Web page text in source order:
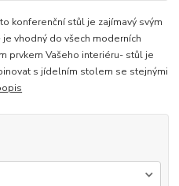
konferenční stůl je zajímavý svým
vhodný do všech moderních
prvkem Vašeho interiéru- stůl je
s jídelním stolem se stejnými